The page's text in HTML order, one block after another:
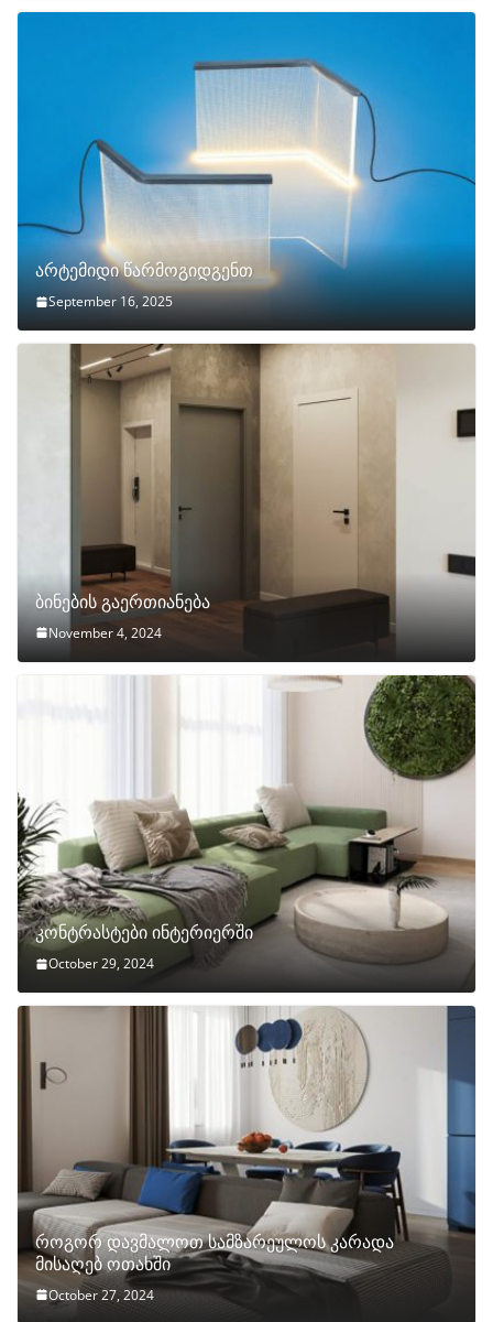
არტემიდი წარმოგიდგენთ
September 16, 2025
ბინების გაერთიანება
November 4, 2024
კონტრასტები ინტერიერში
October 29, 2024
როგორ დავმალოთ სამზარეულოს კარადა
მისაღებ ოთახში
October 27, 2024